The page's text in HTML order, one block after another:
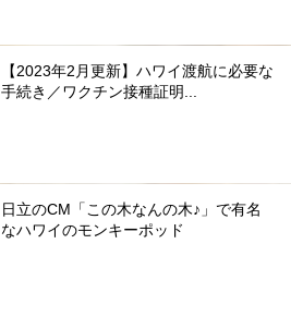
【2023年2月更新】ハワイ渡航に必要な
手続き／ワクチン接種証明...
日立のCM「この木なんの木♪」で有名
なハワイのモンキーポッド